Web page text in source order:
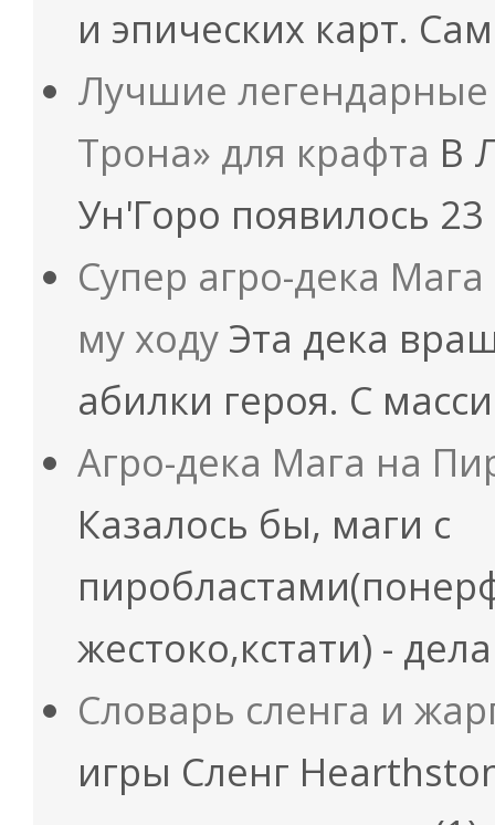
и эпических карт.
Лучшие
Трона» для крафта В
Ун'Горо появилось
Супер агро-дека
му ходу Эта дека
абилки героя. С
Агро-дека Мага на
Казалось бы, маги с
жестоко,кстати) -
Словарь сленга и
игры Сленг